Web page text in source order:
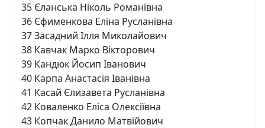
35 Єланська Ніколь Романівна
36 Єфименкова Еліна Русланівна
37 Засадний Ілля Миколайович
38 Кавчак Марко Вікторович
39 Кандюк Йосип Іванович
40 Карпа Анастасія Іванівна
41 Касай Єлизавета Русланівна
42 Коваленко Еліса Олексіївна
43 Копчак Данило Матвійович